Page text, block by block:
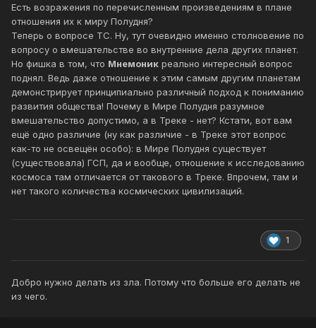
Есть возражения по перечисленным произведениям в плане
отношения их к миру Полудня?
Теперь о вопросе ТС. Ну, тут очевидно именно столновение по
вопросу о вмешательстве во внутренние дела других планет.
Но фишка в том, что Мнемоник реально интересный вопрос
поднял. Ведь даже отношение к этим самым другим планетам
демонстрирует принципиально различный подход к пониманию
развития общества! Почему в Мире Полудня разумное
вмешательство допустимо, а в Треке - нет? Кстати, вот вам
ещё одно различие (ну как различие - в Треке этот вопрос
как-то не освещён особо): в Мире Полудня существует
(существовала) ГСП, да и вообще, отношение к исследованию
космоса там отличается от такового в Треке. Впрочем, там и
нет такого количества космических цивилизаций.
1
Добро нужно делать из зла. Потому что больше его делать не
из чего.